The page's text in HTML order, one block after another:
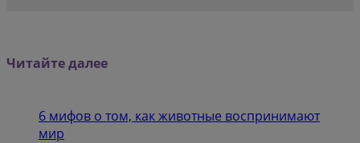
Читайте далее
6 мифов о том, как животные воспринимают
мир